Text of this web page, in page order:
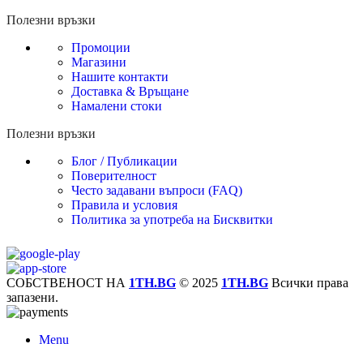
Полезни връзки
Промоции
Магазини
Нашите контакти
Доставка & Връщане
Намалени стоки
Полезни връзки
Блог / Публикации
Поверителност
Често задавани въпроси (FAQ)
Правила и условия
Политика за употреба на Бисквитки
СОБСТВЕНОСТ НА 1TH.BG © 2025 1TH.BG Всички права
запазени.
Menu